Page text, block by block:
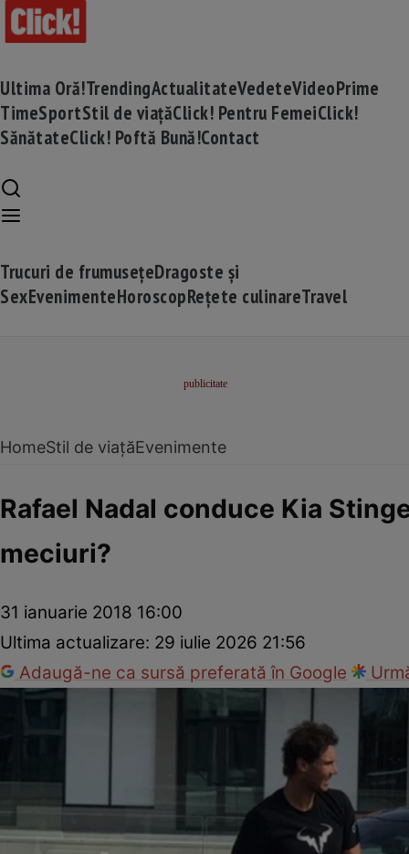
Ultima Oră!TrendingActualitateVedeteVideoPrime
TimeSportStil de viațăClick! Pentru FemeiClick!
SănătateClick! Poftă Bună!Contact
Trucuri de frumusețeDragoste și
SexEvenimenteHoroscopRețete culinareTravel
HomeStil de viațăEvenimente
Rafael Nadal conduce Kia
meciuri?
31 ianuarie 2018 16:00
Ultima actualizare: 29 iulie 2026 21:56
Adaugă-ne ca sursă preferată în Google